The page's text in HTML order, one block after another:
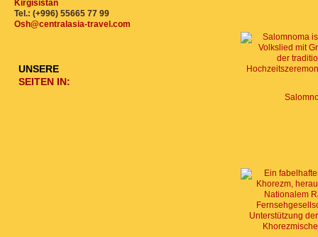
Kirgisistan
Tel.: (+996) 55665 77 99
Osh@centralasia-travel.com
UNSERE
SEITEN IN: